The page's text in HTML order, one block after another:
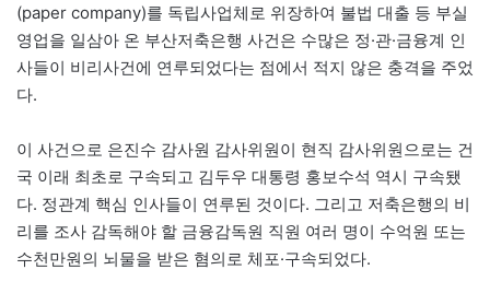
(paper company)를 독립사업체로 위장하여 불법 대출 등 부실
영업을 일삼아 온 부산저축은행 사건은 수많은 정·관·금융계 인
사들이 비리사건에 연루되었다는 점에서 적지 않은 충격을 주었
다.
이 사건으로 은진수 감사원 감사위원이 현직 감사위원으로는 건
국 이래 최초로 구속되고 김두우 대통령 홍보수석 역시 구속됐
다. 정관계 핵심 인사들이 연루된 것이다. 그리고 저축은행의 비
리를 조사 감독해야 할 금융감독원 직원 여러 명이 수억원 또는
수천만원의 뇌물을 받은 혐의로 체포·구속되었다.